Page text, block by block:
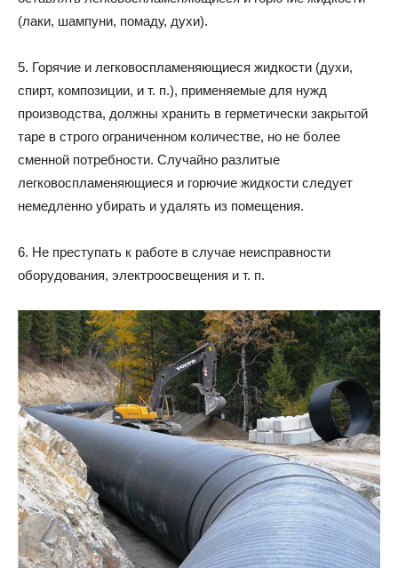
(лаки, шампуни, помаду, духи).
5. Горячие и легковоспламеняющиеся жидкости (духи,
спирт, композиции, и т. п.), применяемые для нужд
производства, должны хранить в герметически закрытой
таре в строго ограниченном количестве, но не более
сменной потребности. Случайно разлитые
легковоспламеняющиеся и горючие жидкости следует
немедленно убирать и удалять из помещения.
6. Не преступать к работе в случае неисправности
оборудования, электроосвещения и т. п.